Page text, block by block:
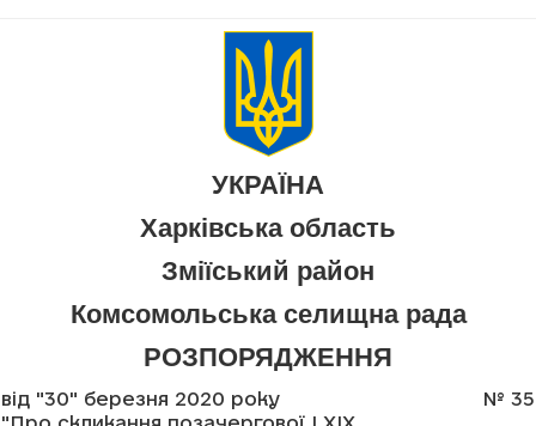
УКРАЇНА
Харківська область
Зміїський район
Комсомольська селищна рада
РОЗПОРЯДЖЕННЯ
від "30" березня 2020 року
№ 35